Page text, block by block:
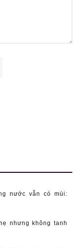
nước vẫn có mùi:
nhưng không tanh